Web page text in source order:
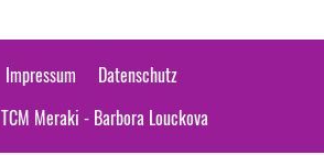
TCM Meraki - Barbora Louckova
Impressum Datenschutz